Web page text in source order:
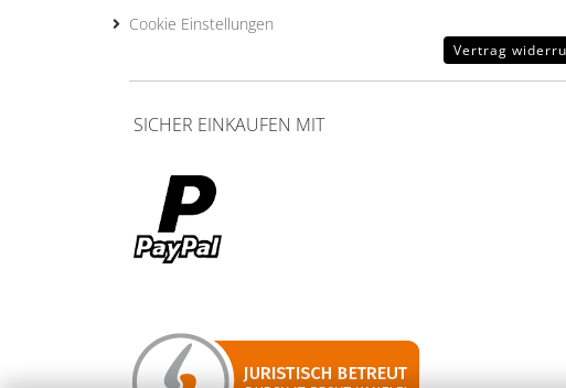
Cookie Einstellungen
Vertrag
SICHER EINKAUFEN MIT